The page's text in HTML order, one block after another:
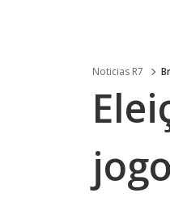
Noticias R7